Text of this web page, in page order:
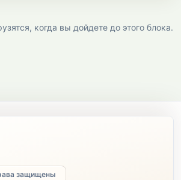
когда вы дойдете до этого блока.
защищены